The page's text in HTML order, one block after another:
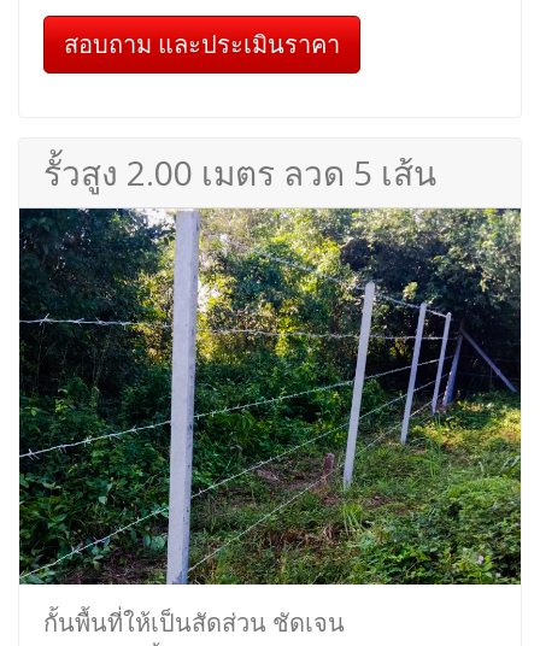
สอบถาม และประเมินราคา
รั้วสูง 2.00 เมตร ลวด 5 เส้น
กั้นพื้นที่ให้เป็นสัดส่วน ชัดเจน